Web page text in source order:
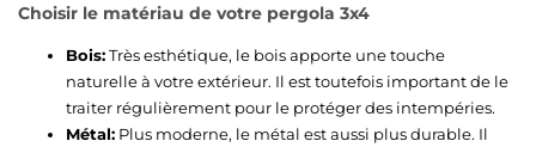
Choisir le matériau de votre pergola 3x4
Bois:Très esthétique, le bois apporte une touche
naturelle à votre extérieur. Il est toutefois important de le
traiter régulièrement pour le protéger des intempéries.
Métal: Plus moderne, le métal est aussi plus durable. Il